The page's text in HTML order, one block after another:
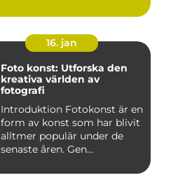
16. jan
Foto konst: Utforska den
kreativa världen av
fotografi
Introduktion Fotokonst är en
form av konst som har blivit
alltmer populär under de
senaste åren. Gen...